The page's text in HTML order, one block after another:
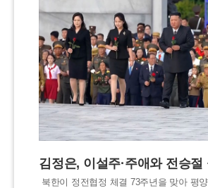
김정은, 이설주·주애와 전승절
북한이 정전협정 체결 73주년을 맞아 평